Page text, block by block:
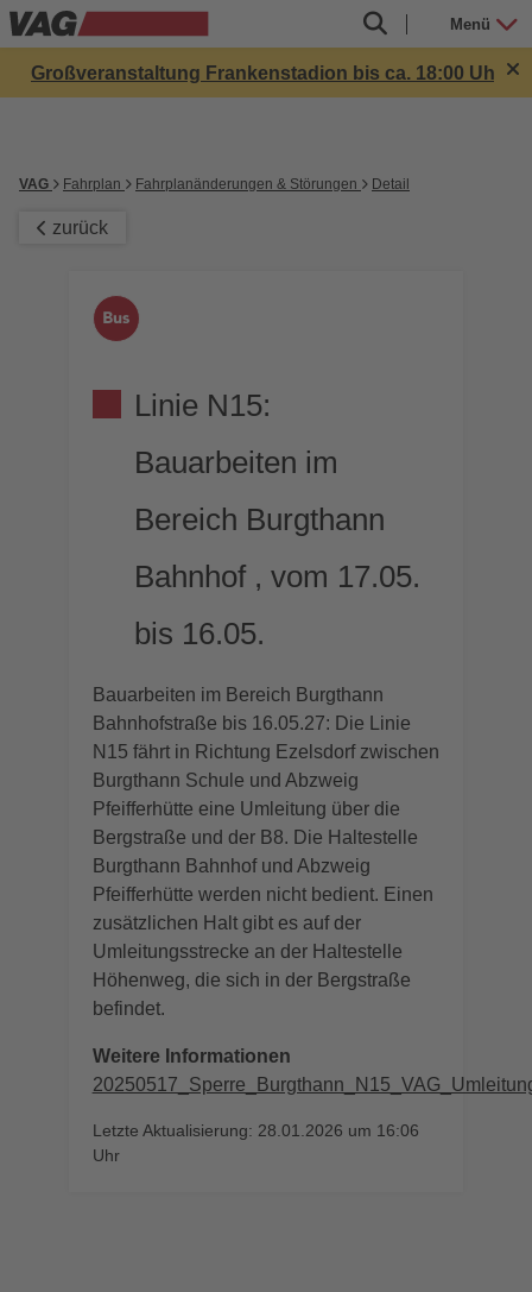
Menü
Großveranstaltung Frankenstadion bis ca. 18:00 Uhr:
VAG Fahrplan Fahrplanänderungen & Störungen Detail
zurück
Linie N15:
Bauarbeiten im
Bereich Burgthann
Bahnhof , vom 17.05.
bis 16.05.
Bauarbeiten im Bereich Burgthann
Bahnhofstraße bis 16.05.27: Die Linie
N15 fährt in Richtung Ezelsdorf zwischen
Burgthann Schule und Abzweig
Pfeifferhütte eine Umleitung über die
Bergstraße und der B8. Die Haltestelle
Burgthann Bahnhof und Abzweig
Pfeifferhütte werden nicht bedient. Einen
zusätzlichen Halt gibt es auf der
Umleitungsstrecke an der Haltestelle
Höhenweg, die sich in der Bergstraße
befindet.
Weitere Informationen
Letzte Aktualisierung: 28.01.2026 um 16:06
Uhr